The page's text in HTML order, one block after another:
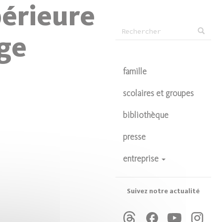
Formulaire
recherche
famille
scolaires et groupes
bibliothèque
presse
entreprise
Suivez notre actualité